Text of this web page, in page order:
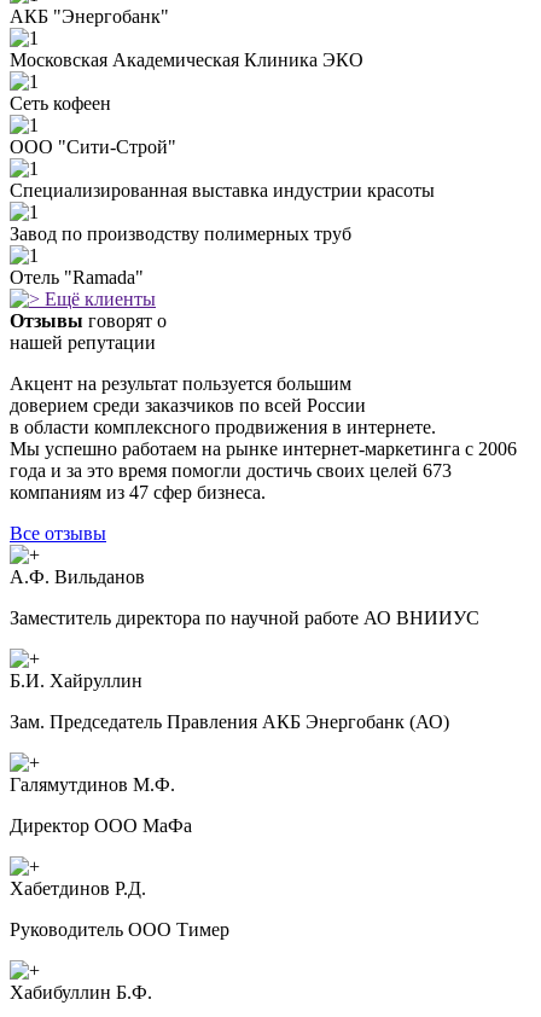
АКБ "Энергобанк"
Московская Академическая Клиника ЭКО
Сеть кофеен
ООО "Сити-Строй"
Специализированная выставка индустрии красоты
Завод по производству полимерных труб
Отель "Ramada"
Ещё клиенты
Отзывы говорят о
нашей репутации
Акцент на результат пользуется большим
доверием среди заказчиков по всей Росcии
в области комплексного продвижения в интернете.
Мы успешно работаем на рынке интернет-маркетинга с 2006
года и за это время помогли достичь своих целей 673
компаниям из 47 сфер бизнеса.
Все отзывы
А.Ф. Вильданов
Заместитель директора по научной работе АО ВНИИУС
Б.И. Хайруллин
Зам. Председатель Правления АКБ Энергобанк (АО)
Галямутдинов М.Ф.
Директор ООО МаФа
Хабетдинов Р.Д.
Руководитель ООО Тимер
Хабибуллин Б.Ф.